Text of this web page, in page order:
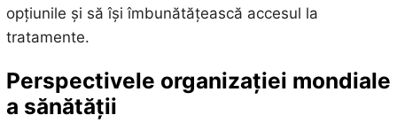
opțiunile și să își îmbunătățească accesul la
tratamente.
Perspectivele organizației mondiale
a sănătății